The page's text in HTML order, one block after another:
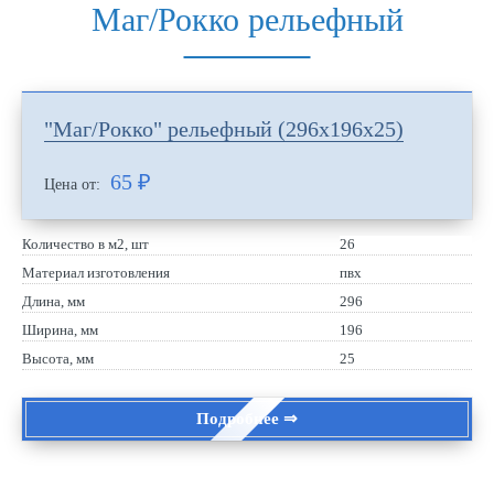
Маг/Рокко рельефный
"Маг/Рокко" рельефный (296х196х25)
Цена от: 65 ₽
Количество в м2, шт
26
Материал изготовления
пвх
Длина, мм
296
Ширина, мм
196
Высота, мм
25
Подробнее ⇒